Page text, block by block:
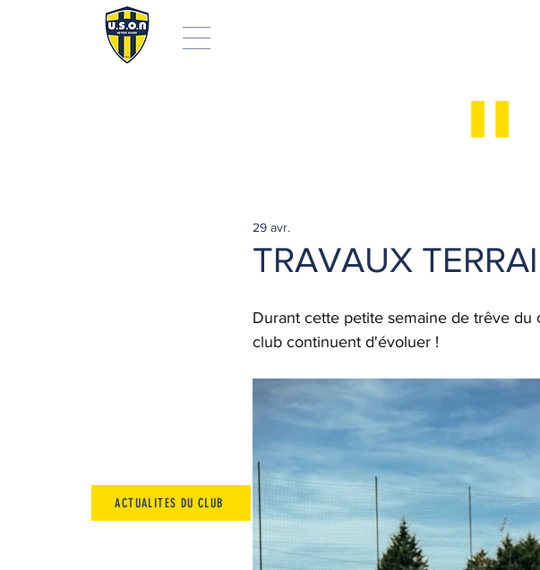
"
TRAVAUX
29 avr.
Durant cette petite semaine de trêve du
club continuent d'évoluer !
ACTUALITES DU CLUB